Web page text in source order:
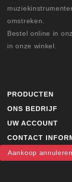
omstreken.
Bestel online in
in onze winkel.
PRODUCTEN
ONS BEDRIJF
UW ACCOUNT
CONTACT
Aankoop annuleren